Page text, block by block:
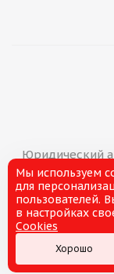
Юридический
тракт,
E-
Мы используем
для
пользователей.
в настройках
Cookies
Хорошо